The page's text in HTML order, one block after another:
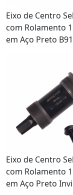
Eixo de Centro
com Rolamento
em Aço Preto
Eixo de Centro
com Rolamento
em Aço Preto